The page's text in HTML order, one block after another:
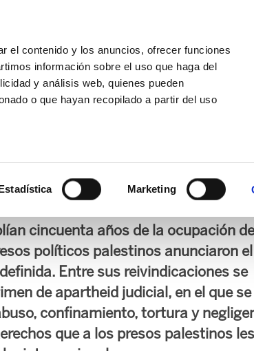
el contenido y los anuncios, ofrecer funciones
información sobre el uso que haga del
y análisis web, quienes pueden
o que hayan recopilado a partir del uso
Marketing
FUNDAZIOA
palestinos en
cincuenta años de la ocupación de
políticos palestinos anunciaron el
Entre sus reivindicaciones se
de apartheid judicial, en el que
confinamiento, tortura y
que a los presos palestinos les